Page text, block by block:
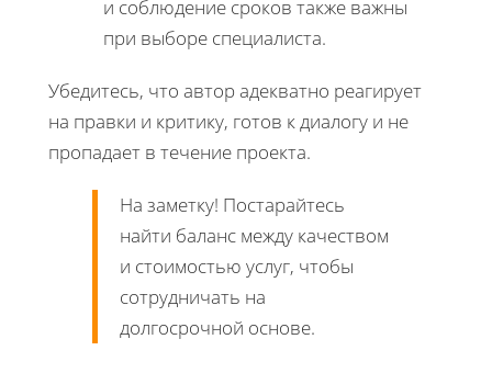
и соблюдение сроков также важны
при выборе специалиста.
Убедитесь, что автор адекватно реагирует
на правки и критику, готов к диалогу и не
пропадает в течение проекта.
На заметку! Постарайтесь
найти баланс между качеством
и стоимостью услуг, чтобы
сотрудничать на
долгосрочной основе.